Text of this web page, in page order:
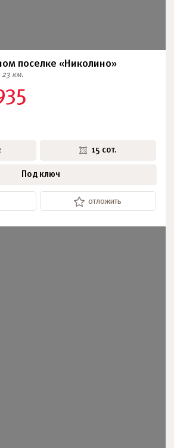
поселке «Николино»
23 км.
15 сот.
Под ключ
отложить